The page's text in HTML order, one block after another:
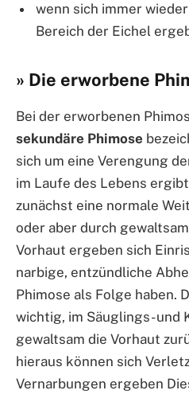
wenn sich immer
Bereich der Eichel
» Die erworbene
Bei der erworbenen
sekundäre Phimose
sich um eine Verengung
im Laufe des Lebens
zunächst eine normale
oder aber durch
Vorhaut ergeben sich
narbige, entzündliche
Phimose als Folge haben.
wichtig, im Säuglings- und
gewaltsam die Vorhaut
hieraus können sich
Vernarbungen ergeben